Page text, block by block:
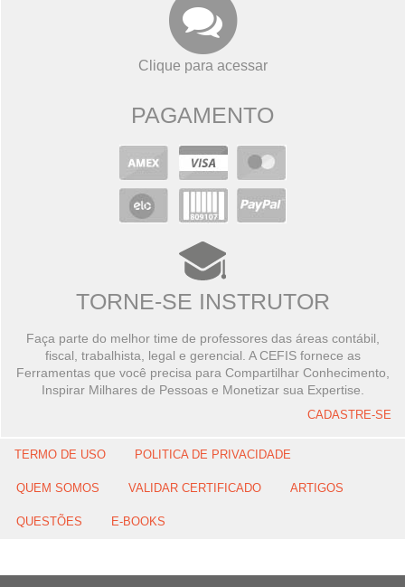
Clique para acessar
PAGAMENTO
TORNE-SE INSTRUTOR
Faça parte do melhor time de professores das áreas contábil,
fiscal, trabalhista, legal e gerencial. A CEFIS fornece as
Ferramentas que você precisa para Compartilhar Conhecimento,
Inspirar Milhares de Pessoas e Monetizar sua Expertise.
CADASTRE-SE
TERMO DE USO POLITICA DE PRIVACIDADE
QUEM SOMOS VALIDAR CERTIFICADO ARTIGOS
QUESTÕES E-BOOKS